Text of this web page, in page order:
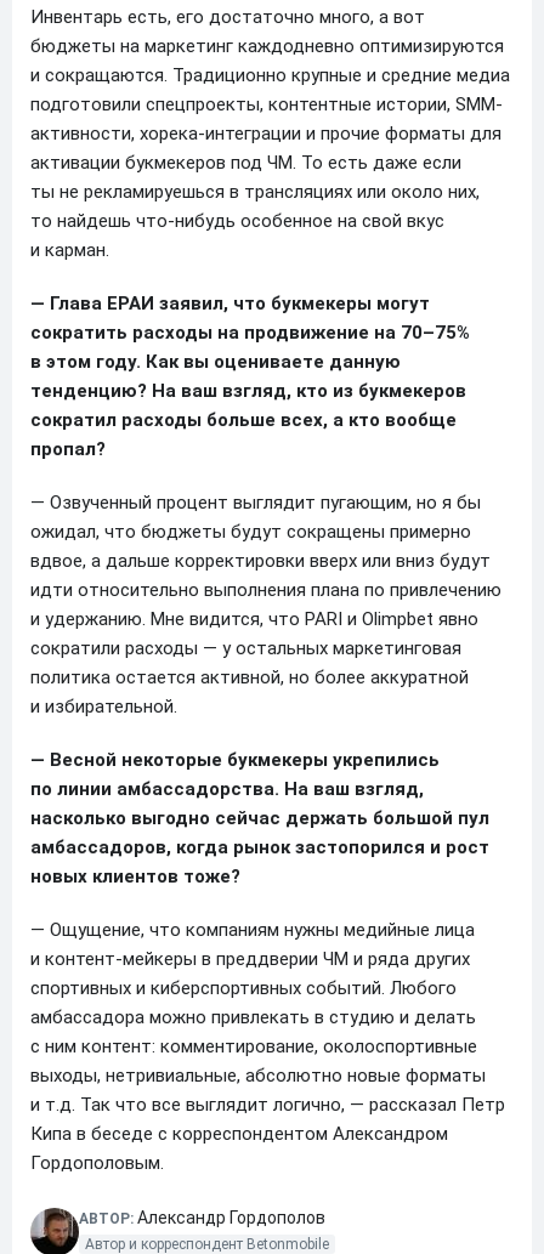
Инвентарь есть, его достаточно много, а вот
бюджеты на маркетинг каждодневно оптимизируются
и сокращаются. Традиционно крупные и средние медиа
подготовили спецпроекты, контентные истории, SMM-
активности, хорека-интеграции и прочие форматы для
активации букмекеров под ЧМ. То есть даже если
ты не рекламируешься в трансляциях или около них,
то найдешь что-нибудь особенное на свой вкус
и карман.
— Глава ЕРАИ заявил, что букмекеры могут
сократить расходы на продвижение на 70–75%
в этом году. Как вы оцениваете данную
тенденцию? На ваш взгляд, кто из букмекеров
сократил расходы больше всех, а кто вообще
пропал?
— Озвученный процент выглядит пугающим, но я бы
ожидал, что бюджеты будут сокращены примерно
вдвое, а дальше корректировки вверх или вниз будут
идти относительно выполнения плана по привлечению
и удержанию. Мне видится, что PARI и Olimpbet явно
сократили расходы — у остальных маркетинговая
политика остается активной, но более аккуратной
и избирательной.
— Весной некоторые букмекеры укрепились
по линии амбассадорства. На ваш взгляд,
насколько выгодно сейчас держать большой пул
амбассадоров, когда рынок застопорился и рост
новых клиентов тоже?
— Ощущение, что компаниям нужны медийные лица
и контент-мейкеры в преддверии ЧМ и ряда других
спортивных и киберспортивных событий. Любого
амбассадора можно привлекать в студию и делать
с ним контент: комментирование, околоспортивные
выходы, нетривиальные, абсолютно новые форматы
и т.д. Так что все выглядит логично, — рассказал Петр
Кипа в беседе с корреспондентом Александром
Гордополовым.
АВТОР: Александр Гордополов
Автор и корреспондент Betonmobile